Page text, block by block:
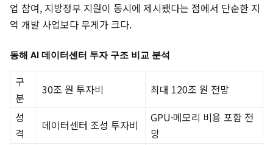
업 참여, 지방정부 지원이 동시에 제시됐다는 점에서 단순한 지
역 개발 사업보다 무게가 크다.
동해 AI 데이터센터 투자 구조 비교 분석
구
분
30조 원 투자비
최대 120조 원 전망
성
격
데이터센터 조성 투자비
GPU·메모리 비용 포함 전
망